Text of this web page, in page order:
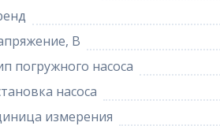
В
погружного насоса
насоса
измерения